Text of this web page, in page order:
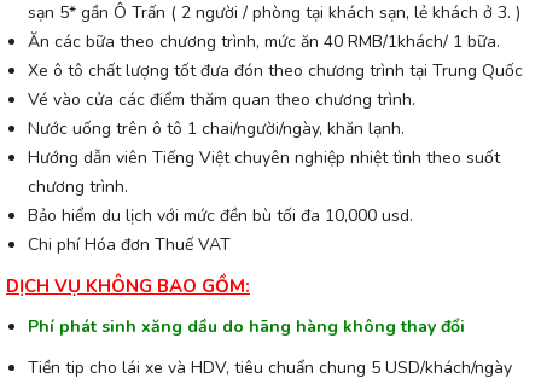
sạn 5* gần Ô Trấn ( 2 người / phòng tại khách sạn, lẻ khách ở 3. )
Ăn các bữa theo chương trình, mức ăn 40 RMB/1khách/ 1 bữa.
Xe ô tô chất lượng tốt đưa đón theo chương trình tại Trung Quốc
Vé vào cửa các điểm thăm quan theo chương trình.
Nước uống trên ô tô 1 chai/người/ngày, khăn lạnh.
Hướng dẫn viên Tiếng Việt chuyên nghiệp nhiệt tình theo suốt
chương trình.
Bảo hiểm du lịch với mức đền bù tối đa 10,000 usd.
Chi phí Hóa đơn Thuế VAT
DỊCH VỤ KHÔNG BAO GỒM:
Phí phát sinh xăng dầu do hãng hàng không thay đổi
Tiền tip cho lái xe và HDV, tiêu chuẩn chung 5 USD/khách/ngày